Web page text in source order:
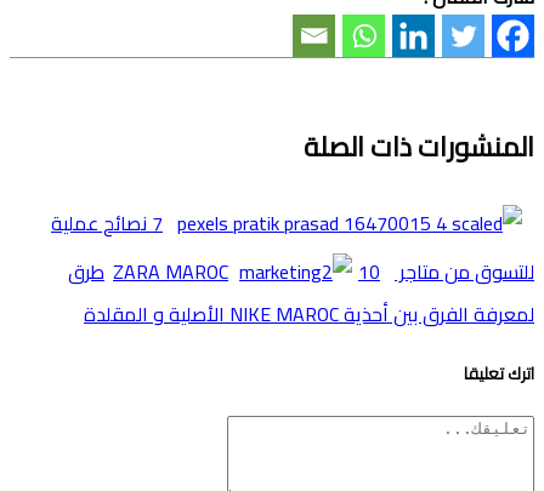
المنشورات ذات الصلة
7 نصائح عملية
للتسوق من متاجر ZARA MAROC
10طرق
لمعرفة الفرق بين أحذية NIKE MAROC اﻷصلية و المقلدة
اترك تعليقا